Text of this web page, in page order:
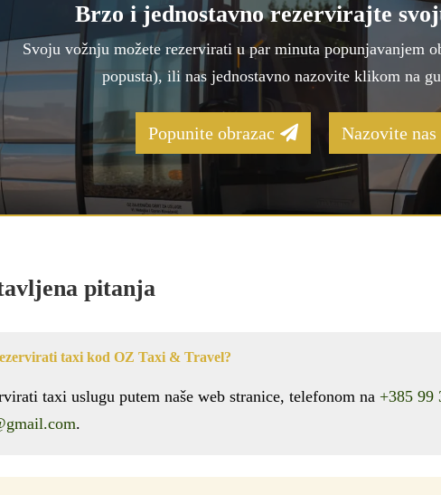
Brzo i jednostavno rezervirajte
Svoju vožnju možete rezervirati u par minuta popunjavanjem
popusta), ili nas jednostavno nazovite klikom na
Popunite obrazac Nazovite nas
pitanja
taxi kod OZ Taxi & Travel?
taxi uslugu putem naše web stranice, telefonom na +385 99
.